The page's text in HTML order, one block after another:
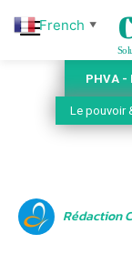
PHVA -
Le pouvoir
Rédaction
French ▼